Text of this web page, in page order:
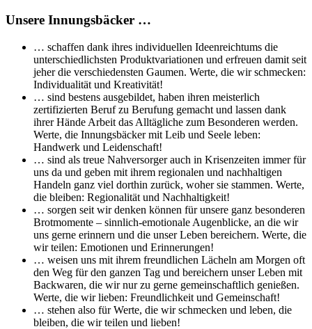
Unsere Innungsbäcker …
… schaffen dank ihres individuellen Ideenreichtums die
unterschiedlichsten Produktvariationen und erfreuen damit seit
jeher die verschiedensten Gaumen. Werte, die wir schmecken:
Individualität und Kreativität!
… sind bestens ausgebildet, haben ihren meisterlich
zertifizierten Beruf zu Berufung gemacht und lassen dank
ihrer Hände Arbeit das Alltägliche zum Besonderen werden.
Werte, die Innungsbäcker mit Leib und Seele leben:
Handwerk und Leidenschaft!
… sind als treue Nahversorger auch in Krisenzeiten immer für
uns da und geben mit ihrem regionalen und nachhaltigen
Handeln ganz viel dorthin zurück, woher sie stammen. Werte,
die bleiben: Regionalität und Nachhaltigkeit!
… sorgen seit wir denken können für unsere ganz besonderen
Brotmomente – sinnlich-emotionale Augenblicke, an die wir
uns gerne erinnern und die unser Leben bereichern. Werte, die
wir teilen: Emotionen und Erinnerungen!
… weisen uns mit ihrem freundlichen Lächeln am Morgen oft
den Weg für den ganzen Tag und bereichern unser Leben mit
Backwaren, die wir nur zu gerne gemeinschaftlich genießen.
Werte, die wir lieben: Freundlichkeit und Gemeinschaft!
… stehen also für Werte, die wir schmecken und leben, die
bleiben, die wir teilen und lieben!